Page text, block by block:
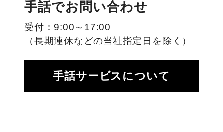
手話でお問い合わせ
受付：9:00～17:00
（長期連休などの当社指定日を除く）
手話サービスについて